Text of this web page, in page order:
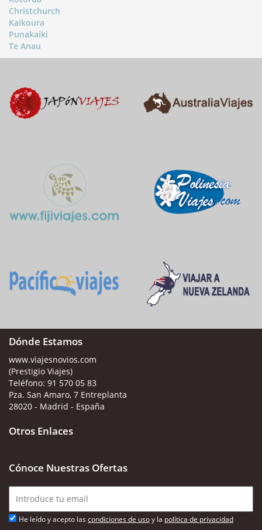
Christchurch
Kaikoura
Punakaiki
Te Anau
Dónde Estamos
www.viajesnovios.com
(Prestigio Viajes)
Teléfono: 91 570 05 83
Pza. San Amaro, 7 Entreplanta
28020 - Madrid - España
Otros Enlaces
Cónoce Nuestras Ofertas
He leído y acepto las condiciones de usoy la política de privacidad